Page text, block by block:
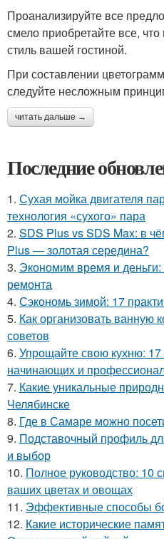
Проанализируйте все
смело приобретайте все,
стиль вашей гостиной.
При составлении
следуйте несложным
читать дальше →
Последние
1. Сухая мойка двигателя
технология «сухого» пара
2. SDS Plus vs SDS Max: в
Plus — золотая середина?
3. Экономим время и
ремонта
4. Сэкономь зимой: 17
5. Как организовать ванную
советов
6. Упрощайте свою кухню:
начинающих и
7. Какие уникальные
Челябинске
8. Где в Самаре можно
9. Подставочный профиль
и выбор
10. Полное руководство: 10
ваших цветах и овощах
11. Эффективные способы
12. Какие исторические